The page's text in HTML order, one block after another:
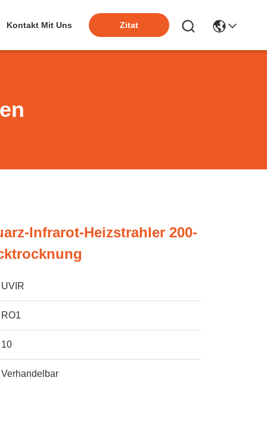
Kontakt Mit Uns Zitat
Infrarot-Heizstrahler 200-
UVIR
RO1
10
Verhandelbar